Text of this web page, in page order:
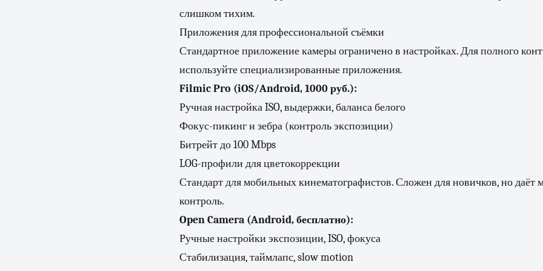
слишком тихим.
Приложения для профессиональной съёмки
Стандартное приложение камеры ограничено в настройках. Для полного
используйте специализированные приложения.
Filmic Pro (iOS/Android, 1000 руб.):
Ручная настройка ISO, выдержки, баланса белого
Фокус-пикинг и зебра (контроль экспозиции)
Битрейт до 100 Mbps
LOG-профили для цветокоррекции
Стандарт для мобильных кинематографистов. Сложен для новичков, но даёт
контроль.
Open Camera (Android, бесплатно):
Ручные настройки экспозиции, ISO, фокуса
Стабилизация, таймлапс, slow motion